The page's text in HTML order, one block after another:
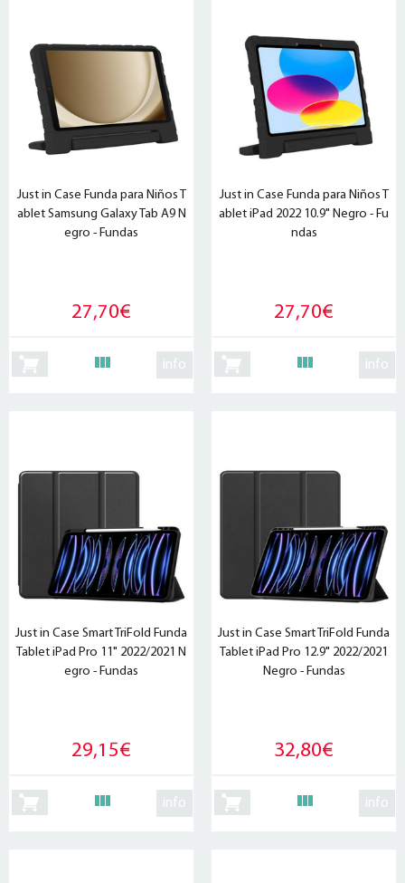
Just in Case Funda para Niños T
ablet Samsung Galaxy Tab A9 N
egro - Fundas
27,70€
info
Just in Case Funda para Niños T
ablet iPad 2022 10.9" Negro - Fu
ndas
27,70€
info
Just in Case Smart TriFold Funda
Tablet iPad Pro 11" 2022/2021 N
egro - Fundas
29,15€
info
Just in Case Smart TriFold Funda
Tablet iPad Pro 12.9" 2022/2021
Negro - Fundas
32,80€
info